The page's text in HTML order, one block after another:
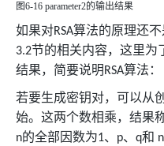
图6-16 parameter2的输出结果
如果对RSA算法的原理还
3.2节的相关内容，这里为
结果，简要说明RSA算法：
若要生成密钥对，可以从
始。这两个数相乘，结果
n的全部因数为1、 p、 q和 n